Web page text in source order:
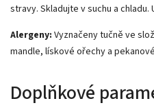
stravy. Skladujte v suchu a
Alergeny: Vyznačeny tučně ve
mandle, lískové ořechy a
Doplňkové